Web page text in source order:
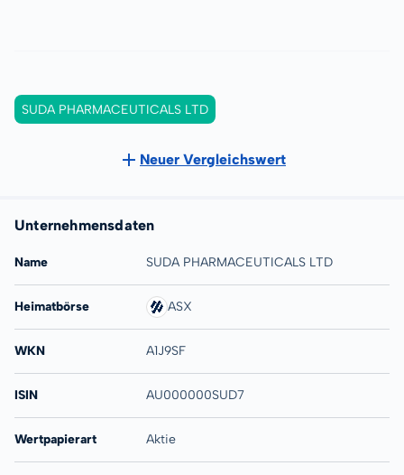
SUDA PHARMACEUTICALS LTD
Neuer Vergleichswert
Unternehmensdaten
Name SUDA PHARMACEUTICALS LTD
Heimatbörse ASX
WKN A1J9SF
ISIN AU000000SUD7
Wertpapierart Aktie